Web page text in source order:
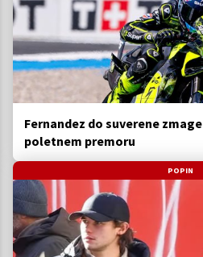
Fernandez do suverene
poletnem premoru
POPIN